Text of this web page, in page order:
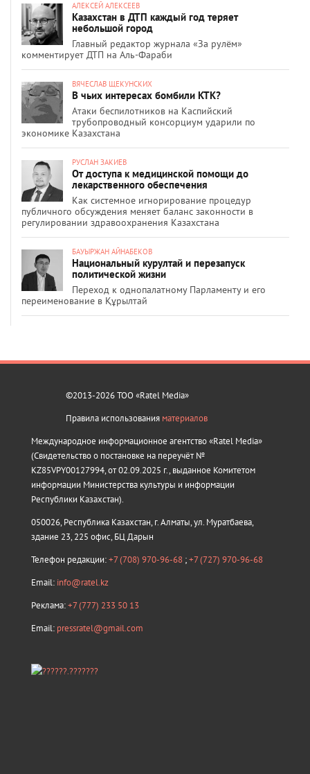
АЛЕКСЕЙ АЛЕКСЕЕВ
Казахстан в ДТП каждый год теряет
небольшой город
Главный редактор журнала «За рулём»
комментирует ДТП на Аль-Фараби
ВЯЧЕСЛАВ ЩЕКУНСКИХ
В чьих интересах бомбили КТК?
Атаки беспилотников на Каспийский
трубопроводный консорциум ударили по
экономике Казахстана
РУСЛАН ЗАКИЕВ
От доступа к медицинской помощи до
лекарственного обеспечения
Как системное игнорирование процедур
публичного обсуждения меняет баланс законности в
регулировании здравоохранения Казахстана
БАУЫРЖАН АЙНАБЕКОВ
Национальный курултай и перезапуск
политической жизни
Переход к однопалатному Парламенту и его
переименование в Құрылтай
©2013-2026 ТОО «Ratel Media»
Правила использования материалов
Международное информационное агентство «Ratel Media»
(Свидетельство о постановке на переучёт №
KZ85VPY00127994, от 02.09.2025 г., выданное Комитетом
информации Министерства культуры и информации
Республики Казахстан).
050026, Республика Казахстан, г. Алматы, ул. Муратбаева,
здание 23, 225 офис, БЦ Дарын
Телефон редакции:+7 (708) 970-96-68 ;+7 (727) 970-96-68
Email: info@ratel.kz
Реклама:+7 (777) 233 50 13
Email: pressratel@gmail.com